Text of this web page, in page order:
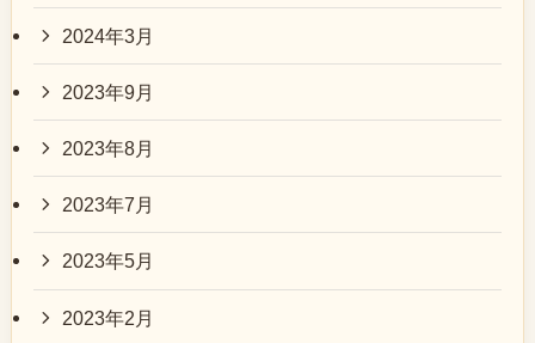
2024年3月
2023年9月
2023年8月
2023年7月
2023年5月
2023年2月